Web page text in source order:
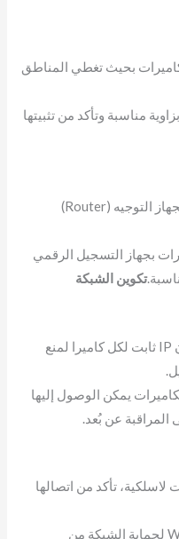
بحيث تغطي المناطق
مناسبة وتأكد من تثبيتها
وصل الكاميرات بجهاز التوجيه (Router)
بجهاز التسجيل الرقمي
تكوين الشبكة
قم بتعيين عنوان IP ثابت لكل كاميرا لمنع
يمكن الوصول إليها
المراقبة عن بُعد.
تأكد من اتصالها
استخدم تشفير WPA2 لحماية الشبكة من